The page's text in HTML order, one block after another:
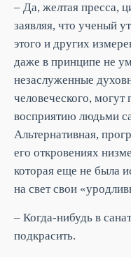
– Да, желтая пресса,
заявляя, что ученый
этого и других
даже в принципе не
незаслуженные
человеческого,
восприятию людьми
Альтернативная,
его откровениях
которая еще не была
на свет свои
– Когда-нибудь в
подкрасить.